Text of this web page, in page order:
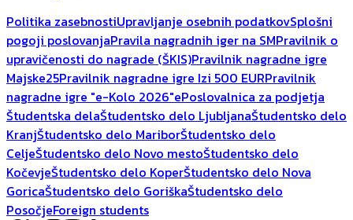
Politika zasebnostiUpravljanje osebnih podatkovSplošni
pogoji poslovanjaPravila nagradnih iger na SMPravilnik o
upravičenosti do nagrade (ŠKIS)Pravilnik nagradne igre
Majske25Pravilnik nagradne igre Izi 500 EURPravilnik
nagradne igre "e-Kolo 2026"ePoslovalnica za podjetja
Študentska delaŠtudentsko delo LjubljanaŠtudentsko delo
KranjŠtudentsko delo MariborŠtudentsko delo
CeljeŠtudentsko delo Novo mestoŠtudentsko delo
KočevjeŠtudentsko delo KoperŠtudentsko delo Nova
GoricaŠtudentsko delo GoriškaŠtudentsko delo
PosočjeForeign students